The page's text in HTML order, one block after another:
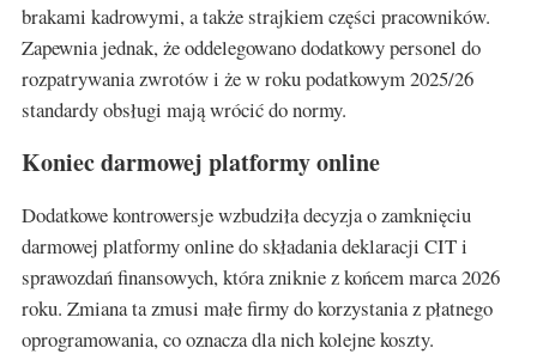
brakami kadrowymi, a także strajkiem części pracowników.
Zapewnia jednak, że oddelegowano dodatkowy personel do
rozpatrywania zwrotów i że w roku podatkowym 2025/26
standardy obsługi mają wrócić do normy.
Koniec darmowej platformy online
Dodatkowe kontrowersje wzbudziła decyzja o zamknięciu
darmowej platformy online do składania deklaracji CIT i
sprawozdań finansowych, która zniknie z końcem marca 2026
roku. Zmiana ta zmusi małe firmy do korzystania z płatnego
oprogramowania, co oznacza dla nich kolejne koszty.